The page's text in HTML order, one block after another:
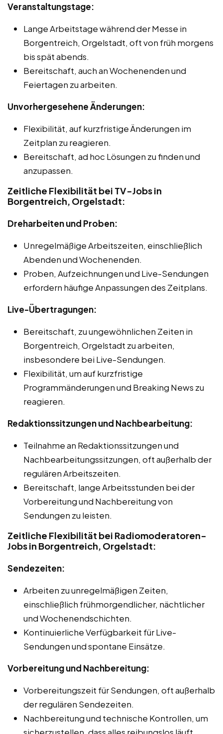
Veranstaltungstage:
Lange Arbeitstage während der Messe in
Borgentreich, Orgelstadt, oft von früh morgens
bis spät abends.
Bereitschaft, auch an Wochenenden und
Feiertagen zu arbeiten.
Unvorhergesehene Änderungen:
Flexibilität, auf kurzfristige Änderungen im
Zeitplan zu reagieren.
Bereitschaft, ad hoc Lösungen zu finden und
anzupassen.
Zeitliche Flexibilität bei TV-Jobs in
Borgentreich, Orgelstadt:
Dreharbeiten und Proben:
Unregelmäßige Arbeitszeiten, einschließlich
Abenden und Wochenenden.
Proben, Aufzeichnungen und Live-Sendungen
erfordern häufige Anpassungen des Zeitplans.
Live-Übertragungen:
Bereitschaft, zu ungewöhnlichen Zeiten in
Borgentreich, Orgelstadt zu arbeiten,
insbesondere bei Live-Sendungen.
Flexibilität, um auf kurzfristige
Programmänderungen und Breaking News zu
reagieren.
Redaktionssitzungen und Nachbearbeitung:
Teilnahme an Redaktionssitzungen und
Nachbearbeitungssitzungen, oft außerhalb der
regulären Arbeitszeiten.
Bereitschaft, lange Arbeitsstunden bei der
Vorbereitung und Nachbereitung von
Sendungen zu leisten.
Zeitliche Flexibilität bei Radiomoderatoren-
Jobs in Borgentreich, Orgelstadt:
Sendezeiten:
Arbeiten zu unregelmäßigen Zeiten,
einschließlich frühmorgendlicher, nächtlicher
und Wochenendschichten.
Kontinuierliche Verfügbarkeit für Live-
Sendungen und spontane Einsätze.
Vorbereitung und Nachbereitung:
Vorbereitungszeit für Sendungen, oft außerhalb
der regulären Sendezeiten.
Nachbereitung und technische Kontrollen, um
sicherzustellen, dass alles reibungslos läuft.